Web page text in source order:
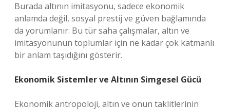
Burada altının imitasyonu, sadece ekonomik
anlamda değil, sosyal prestij ve güven bağlamında
da yorumlanır. Bu tür saha çalışmalar, altın ve
imitasyonunun toplumlar için ne kadar çok katmanlı
bir anlam taşıdığını gösterir.
Ekonomik Sistemler ve Altının Simgesel Gücü
Ekonomik antropoloji, altın ve onun taklitlerinin